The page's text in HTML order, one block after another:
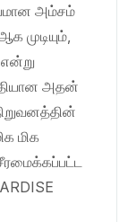
அம்சம்
முடியும்,
அதன்
மிக